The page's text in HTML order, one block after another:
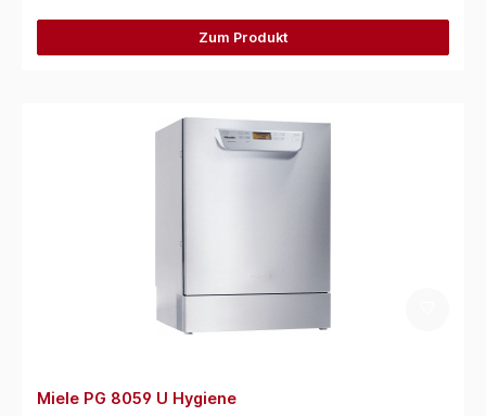
Zum Produkt
Miele PG 8059 U Hygiene